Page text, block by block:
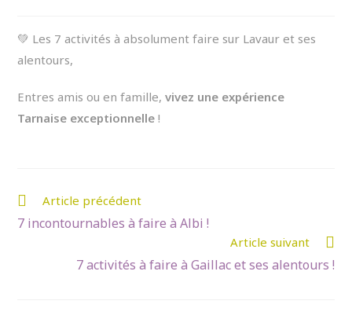
💚 Les 7 activités à absolument faire sur Lavaur et ses
alentours,
Entres amis ou en famille,vivez une expérience
Tarnaise exceptionnelle!
Read
more
Article précédent
7 incontournables à faire à Albi !
Article suivant
7 activités à faire à Gaillac et ses alentours !